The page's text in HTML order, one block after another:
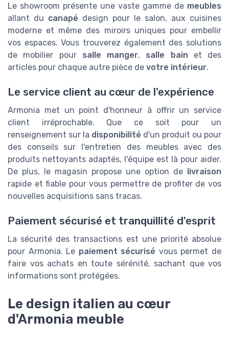
Le showroom présente une vaste gamme de meubles
allant du canapé design pour le salon, aux cuisines
moderne et même des miroirs uniques pour embellir
vos espaces. Vous trouverez également des solutions
de mobilier pour salle manger, salle bain et des
articles pour chaque autre pièce de votre intérieur.
Le service client au cœur de l'expérience
Armonia met un point d'honneur à offrir un service
client irréprochable. Que ce soit pour un
renseignement sur la disponibilité d'un produit ou pour
des conseils sur l'entretien des meubles avec des
produits nettoyants adaptés, l'équipe est là pour aider.
De plus, le magasin propose une option de livraison
rapide et fiable pour vous permettre de profiter de vos
nouvelles acquisitions sans tracas.
Paiement sécurisé et tranquillité d'esprit
La sécurité des transactions est une priorité absolue
pour Armonia. Le paiement sécurisé vous permet de
faire vos achats en toute sérénité, sachant que vos
informations sont protégées.
Le design italien au cœur
d'Armonia meuble